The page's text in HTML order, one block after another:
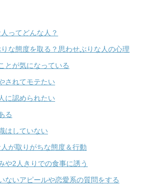
ってどんな人？
な態度を取る？思わせぶりな人の心理
とが気になっている
されてモテたい
に認められたい
る
はしていない
が取りがちな態度＆行動
や2人きりでの食事に誘う
ないアピールや恋愛系の質問をする